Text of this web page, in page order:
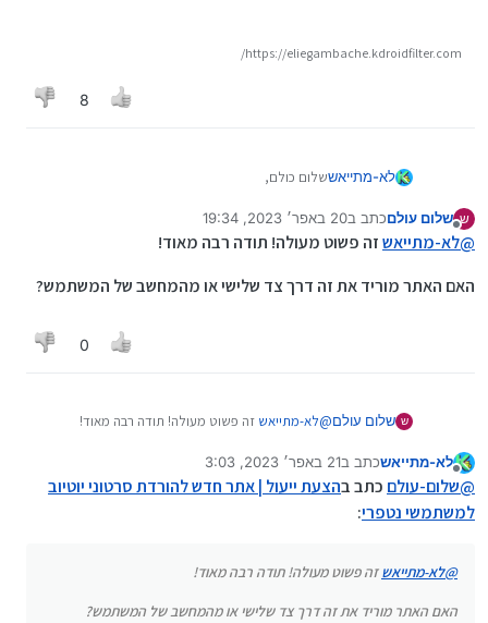
https://eliegambache.kdroidfilter.com/
8
לא-מתייאששלום כולם,
בניתי אתר להורדת סרטונים מיוטיוב : , אל תשאלו למה
קראתי לו "תמר", אני גם לא יודע, רק שזה קצת דומה
ש
מנותק
שלום עולםכתב ב20 באפר׳ 2023, 19:34
נערך לאחרונה על ידי
@לא-מתייאשזה פשוט מעולה! תודה רבה מאוד!
האם האתר מוריד את זה דרך צד שלישי או מהמחשב של המשתמש?
0
ש שלום עולם@לא-מתייאש זה פשוט מעולה! תודה רבה מאוד!
האם האתר מוריד את זה דרך צד שלישי או מהמחשב של
המשתמש?
מנותק
לא-מתייאשכתב ב21 באפר׳ 2023, 3:03
נערך לאחרונה על ידי
@שלום-עולם כתב בהצעת ייעול | אתר חדש להורדת סרטוני יוטיוב
למשתמשי נטפרי:
@לא-מתייאשזה פשוט מעולה! תודה רבה מאוד!
האם האתר מוריד את זה דרך צד שלישי או מהמחשב של המשתמש?